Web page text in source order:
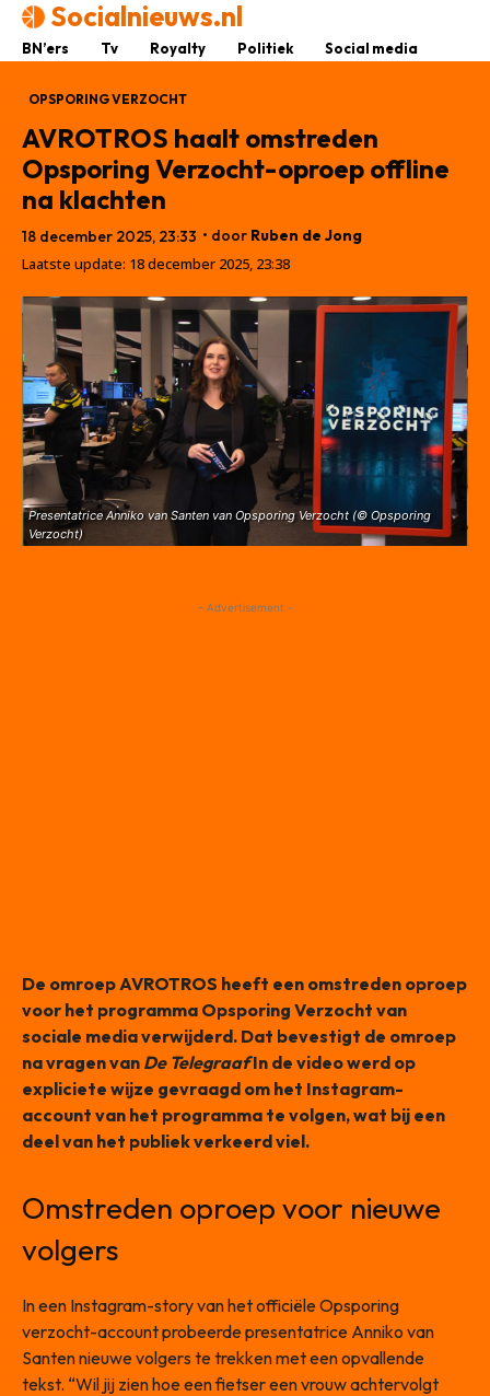
Socialnieuws.nl
BN’ers Tv Royalty Politiek Social media
OPSPORING VERZOCHT
AVROTROS haalt omstreden
Opsporing Verzocht-oproep offline
na klachten
18 december 2025, 23:33 • door Ruben de Jong
Laatste update: 18 december 2025, 23:38
Presentatrice Anniko van Santen van Opsporing Verzocht (© Opsporing
Verzocht)
- Advertisement -
De omroep AVROTROS heeft een omstreden oproep
voor het programma Opsporing Verzocht van
sociale media verwijderd. Dat bevestigt de omroep
na vragen van De TelegraafIn de video werd op
expliciete wijze gevraagd om het Instagram-
account van het programma te volgen, wat bij een
deel van het publiek verkeerd viel.
Omstreden oproep voor nieuwe
volgers
In een Instagram-story van het officiële Opsporing
verzocht-account probeerde presentatrice Anniko van
Santen nieuwe volgers te trekken met een opvallende
tekst. “Wil jij zien hoe een fietser een vrouw achtervolgt